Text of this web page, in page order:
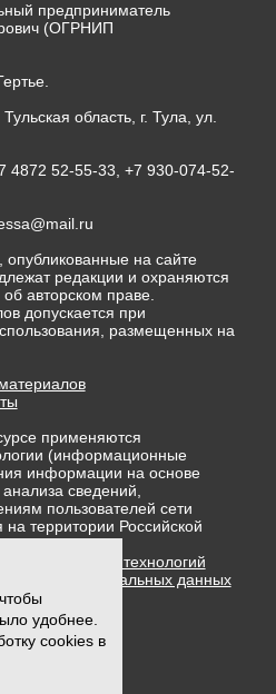
предприниматель
(ОГРНИП
область, г. Тула, ул.
4872 52-55-33, +7 930-074-52-
на сайте
редакции и охраняются
об авторском праве.
допускается при
размещенных на
применяются
(информационные
информации на основе
сведений,
пользователей сети
территории Российской
технологий
персональных данных
cookie
удобнее.
cookies в